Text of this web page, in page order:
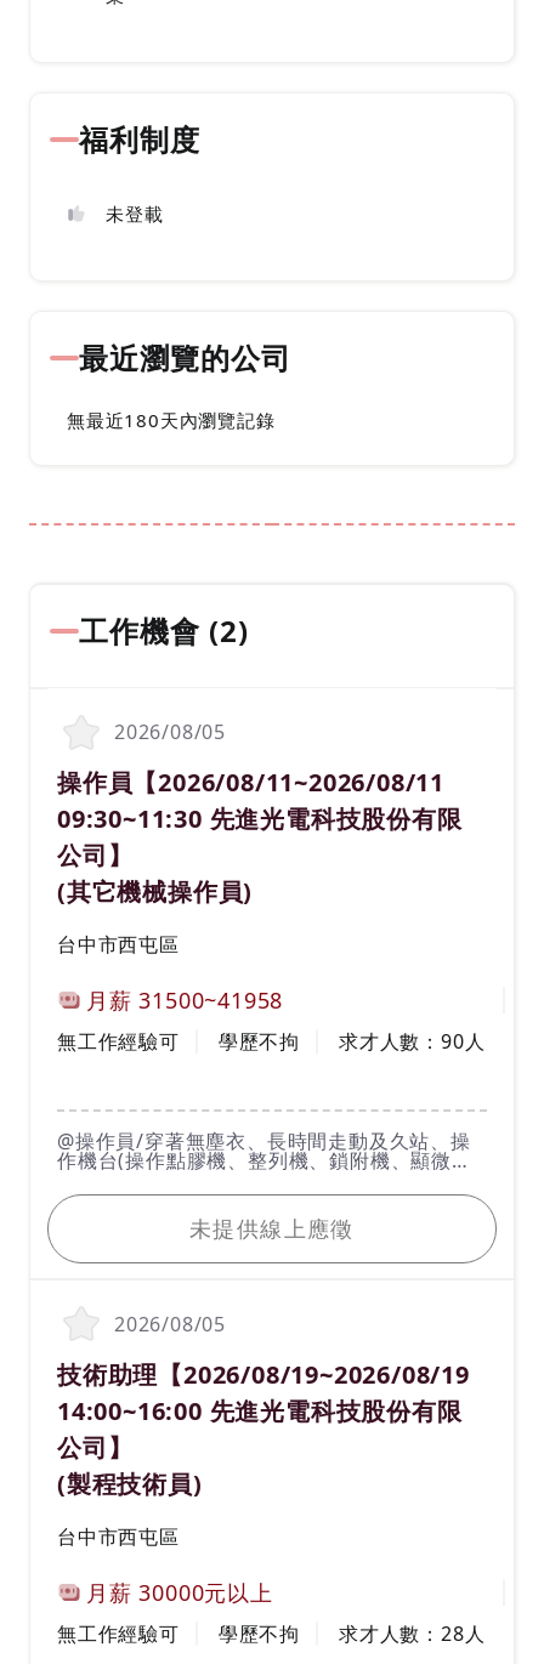
福利制度
未登載
最近瀏覽的公司
無最近180天內瀏覽記錄
工作機會 (2)
2026/08/05
職務名稱(職業類別)
操作員【2026/08/11~2026/08/11
09:30~11:30 先進光電科技股份有限
公司】
(其它機械操作員)
台中市西屯區
月薪 31500~41958
無工作經驗可 學歷不拘 求才人數：90人
工作內容
@操作員/穿著無塵衣、長時間走動及久站、操
作機台(操作點膠機、整列機、鎖附機、顯微
17:00-18:00、日班薪資:31500元-34965元)/夜
班:20:00-08:00(休息時間24:00-01:00、05:00-
06:00)、夜班薪資:37800元-41958元/(2個月輪
一次)四班二輪//輪休做四日休三日/不供膳宿/本
給付加班費或補休。
我要應徵
未提供線上應徵
2026/08/05
職務名稱(職業類別)
技術助理【2026/08/19~2026/08/19
14:00~16:00 先進光電科技股份有限
公司】
(製程技術員)
台中市西屯區
月薪 30000元以上
工作經驗
無工作經驗可
學歷
學歷不拘 求才人數：28人